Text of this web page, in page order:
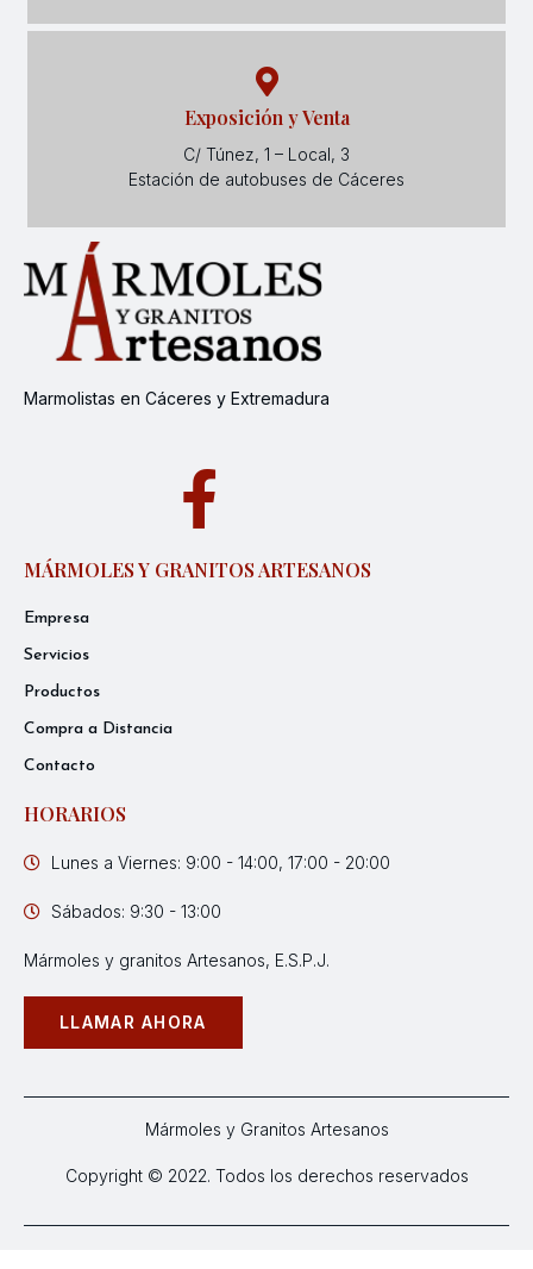
Exposición y Venta
C/ Túnez, 1 – Local, 3
Estación de autobuses de Cáceres
Marmolistas en Cáceres y Extremadura
MÁRMOLES Y GRANITOS ARTESANOS
Empresa
Servicios
Productos
Compra a Distancia
Contacto
HORARIOS
Lunes a Viernes: 9:00 - 14:00, 17:00 - 20:00
Sábados: 9:30 - 13:00
Mármoles y granitos Artesanos, E.S.P.J.
LLAMAR AHORA
Mármoles y Granitos Artesanos
Copyright © 2022. Todos los derechos reservados